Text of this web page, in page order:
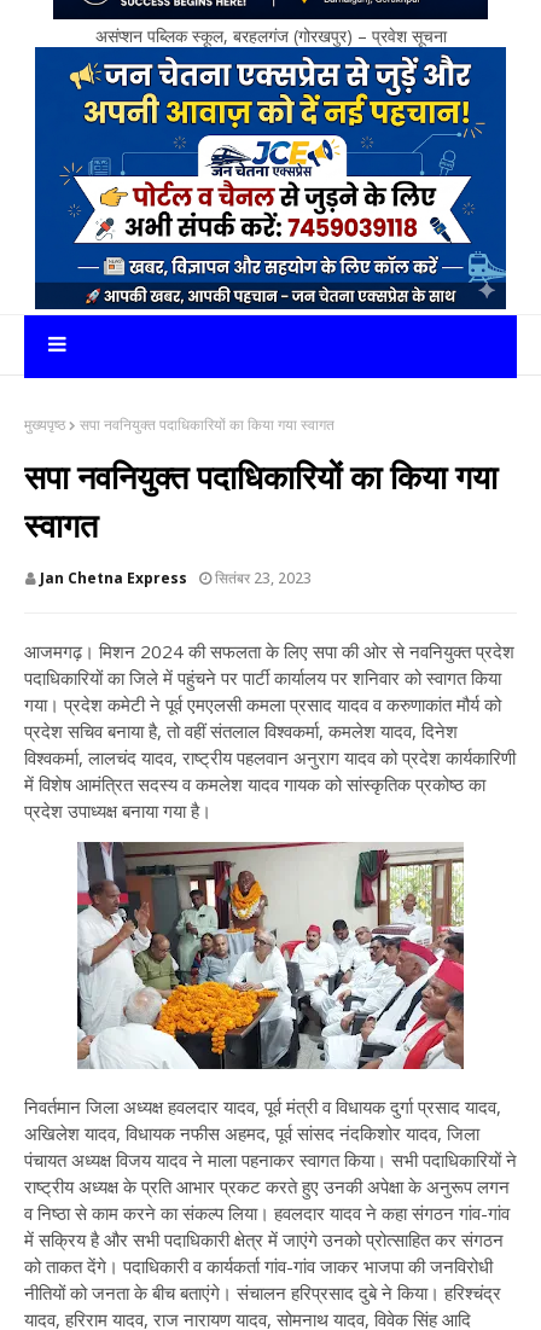
असंप्शन पब्लिक स्कूल, बरहलगंज (गोरखपुर) – प्रवेश सूचना
मुख्यपृष्ठ सपा नवनियुक्त पदाधिकारियों का किया गया स्वागत
सपा नवनियुक्त पदाधिकारियों का किया गया
स्वागत
Jan Chetna Express सितंबर 23, 2023
आजमगढ़। मिशन 2024 की सफलता के लिए सपा की ओर से नवनियुक्त प्रदेश
पदाधिकारियों का जिले में पहुंचने पर पार्टी कार्यालय पर शनिवार को स्वागत किया
गया। प्रदेश कमेटी ने पूर्व एमएलसी कमला प्रसाद यादव व करुणाकांत मौर्य को
प्रदेश सचिव बनाया है, तो वहीं संतलाल विश्वकर्मा, कमलेश यादव, दिनेश
विश्वकर्मा, लालचंद यादव, राष्ट्रीय पहलवान अनुराग यादव को प्रदेश कार्यकारिणी
में विशेष आमंत्रित सदस्य व कमलेश यादव गायक को सांस्कृतिक प्रकोष्ठ का
प्रदेश उपाध्यक्ष बनाया गया है।
निवर्तमान जिला अध्यक्ष हवलदार यादव, पूर्व मंत्री व विधायक दुर्गा प्रसाद यादव,
अखिलेश यादव, विधायक नफीस अहमद, पूर्व सांसद नंदकिशोर यादव, जिला
पंचायत अध्यक्ष विजय यादव ने माला पहनाकर स्वागत किया। सभी पदाधिकारियों ने
राष्ट्रीय अध्यक्ष के प्रति आभार प्रकट करते हुए उनकी अपेक्षा के अनुरूप लगन
व निष्ठा से काम करने का संकल्प लिया। हवलदार यादव ने कहा संगठन गांव-गांव
में सक्रिय है और सभी पदाधिकारी क्षेत्र में जाएंगे उनको प्रोत्साहित कर संगठन
को ताकत देंगे। पदाधिकारी व कार्यकर्ता गांव-गांव जाकर भाजपा की जनविरोधी
नीतियों को जनता के बीच बताएंगे। संचालन हरिप्रसाद दुबे ने किया। हरिश्चंद्र
यादव, हरिराम यादव, राज नारायण यादव, सोमनाथ यादव, विवेक सिंह आदि